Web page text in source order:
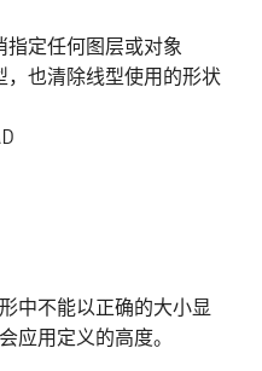
定任何图层或对象
也清除线型使用的形状
中不能以正确的大小显
应用定义的高度。